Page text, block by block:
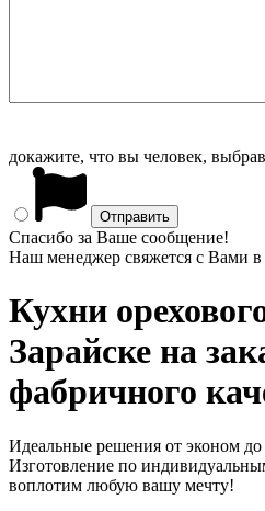
докажите, что вы человек, выбрав
Спасибо за Ваше сообщение!
Наш менеджер свяжется с Вами
Кухни
Зарайске на
фабричного
Идеальные решения от эконом
Изготовление по
воплотим любую вашу мечту!